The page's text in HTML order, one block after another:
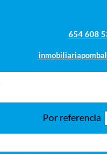
654 608
Por referencia